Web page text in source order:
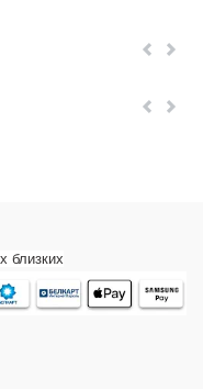
Пред
Пред
близких